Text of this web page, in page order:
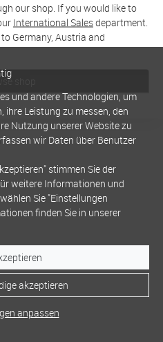
our shop. If you would like to
International Salesdepartment.
Germany, Austria and
shop
und andere Technologien, um
ihre Leistung zu messen, den
Nutzung unserer Website zu
wir Daten über Benutzer
stimmen Sie der
weitere Informationen und
Sie "Einstellungen
finden Sie in unserer
akzeptieren
anpassen